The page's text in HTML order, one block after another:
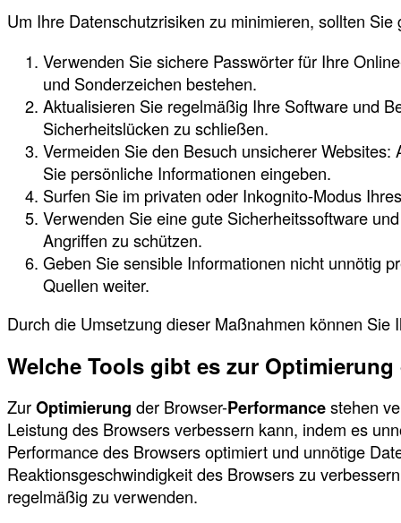
Um Ihre Datenschutzrisiken zu minimieren, sollten
Verwenden Sie sichere Passwörter für Ihre
und Sonderzeichen bestehen.
Aktualisieren Sie regelmäßig Ihre Software und
Sicherheitslücken zu schließen.
Vermeiden Sie den Besuch unsicherer
Sie persönliche Informationen eingeben.
Surfen Sie im privaten oder Inkognito-Modus
Verwenden Sie eine gute Sicherheitssoftware
Angriffen zu schützen.
Geben Sie sensible Informationen nicht unnötig
Quellen weiter.
Durch die Umsetzung dieser Maßnahmen können Sie
Welche Tools gibt es zur
ZurOptimierung der Browser-Performancestehen
Leistung des Browsers verbessern kann, indem es
Performance des Browsers optimiert und unnötige
Reaktionsgeschwindigkeit des Browsers zu
regelmäßig zu verwenden.